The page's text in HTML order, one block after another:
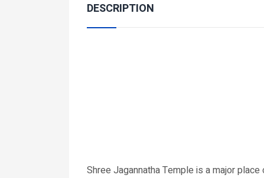
DESCRIPTION
Shree Jagannatha Temple is a major